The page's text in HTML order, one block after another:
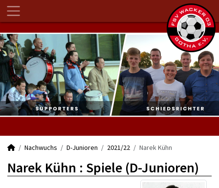
Nachwuchs D-Junioren 2021/22 Narek Kühn
Narek Kühn : Spiele (D-Junioren)